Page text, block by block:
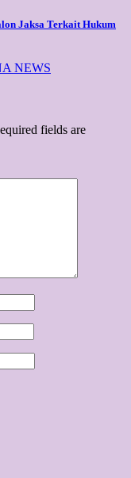
Jaksa Terkait Hukum
NEWS
fields are